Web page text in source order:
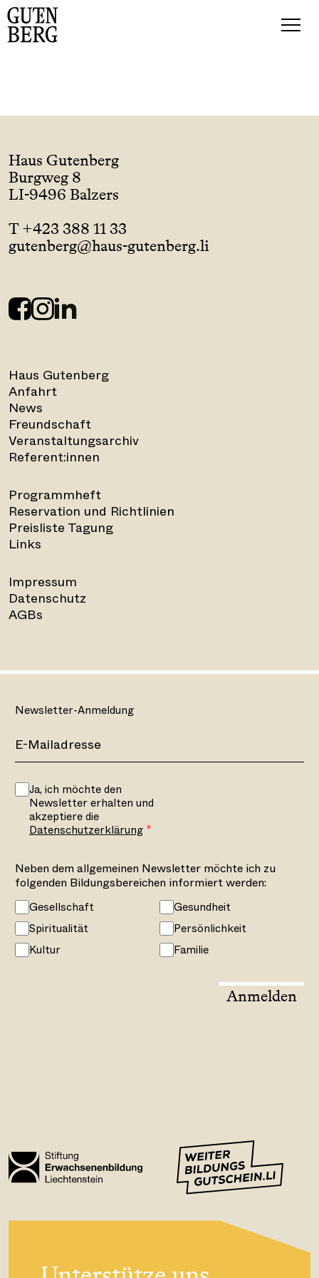
Haus Gutenberg
Burgweg 8
LI-9496 Balzers
T +423 388 11 33
gutenberg@haus-gutenberg.li
Haus Gutenberg
Anfahrt
News
Freundschaft
Veranstaltungsarchiv
Referent:innen
Programmheft
Reservation und Richtlinien
Preisliste Tagung
Links
Impressum
Datenschutz
AGBs
Newsletter-Anmeldung
Ja, ich möchte den
Newsletter erhalten und
akzeptiere die
Datenschutzerklärung
Neben dem allgemeinen Newsletter möchte ich zu
folgenden Bildungsbereichen informiert werden:
Gesellschaft
Gesundheit
Spiritualität
Persönlichkeit
Kultur
Familie
Anmelden